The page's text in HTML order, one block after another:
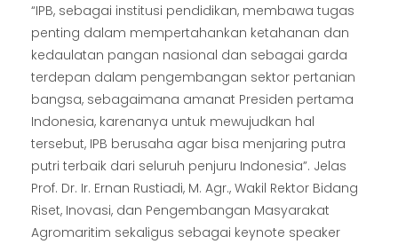
“IPB, sebagai institusi pendidikan, membawa tugas
penting dalam mempertahankan ketahanan dan
kedaulatan pangan nasional dan sebagai garda
terdepan dalam pengembangan sektor pertanian
bangsa, sebagaimana amanat Presiden pertama
Indonesia, karenanya untuk mewujudkan hal
tersebut, IPB berusaha agar bisa menjaring putra
putri terbaik dari seluruh penjuru Indonesia”. Jelas
Prof. Dr. Ir. Ernan Rustiadi, M. Agr., Wakil Rektor Bidang
Riset, Inovasi, dan Pengembangan Masyarakat
Agromaritim sekaligus sebagai keynote speaker